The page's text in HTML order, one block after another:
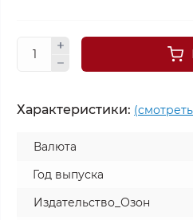
Характеристики:
Валюта
Год выпуска
Издательство_Озон